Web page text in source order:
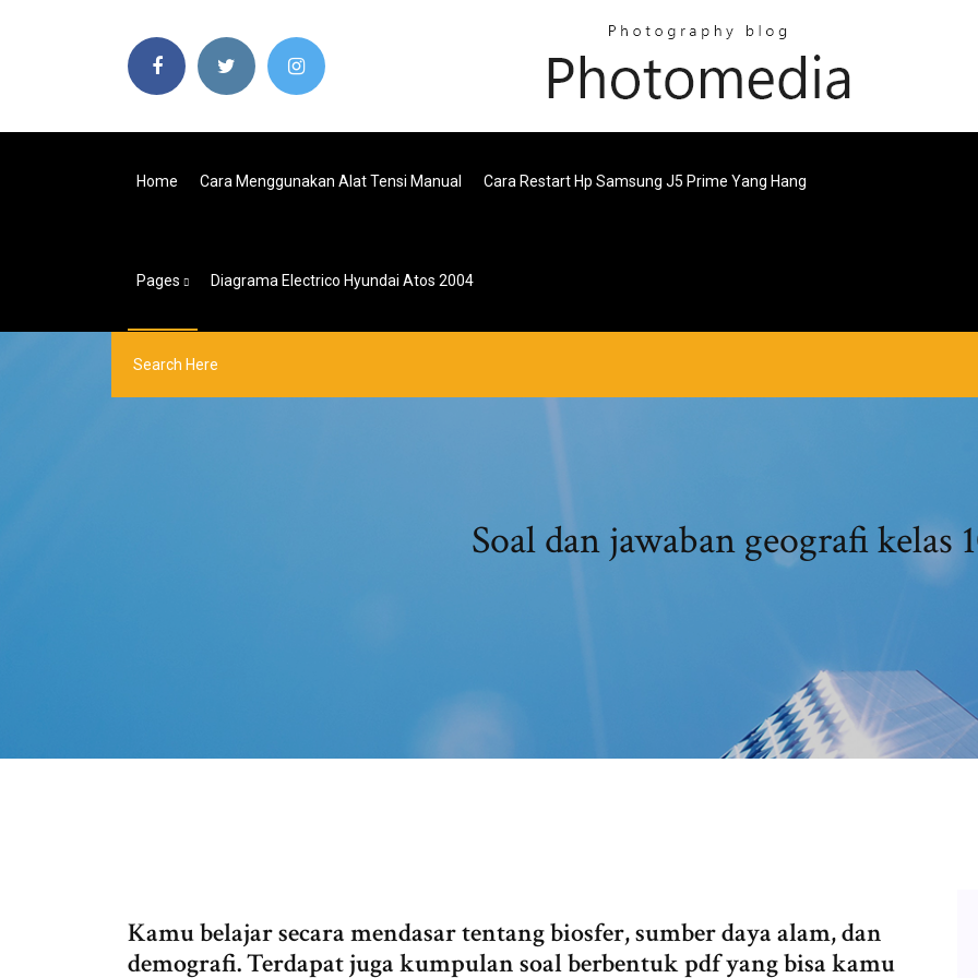
Home Cara Menggunakan Alat Tensi Manual Cara Restart Hp Samsung J5 Prime Yang Hang
Pages Diagrama Electrico Hyundai Atos 2004
Soal dan jawaban geografi kelas
Kamu belajar secara mendasar tentang biosfer, sumber daya alam, dan
demografi. Terdapat juga kumpulan soal berbentuk pdf yang bisa kamu